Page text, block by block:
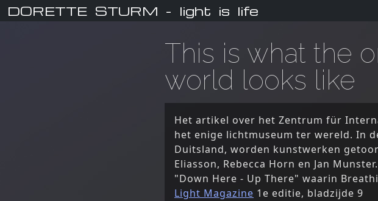
DORETTE STURM - light is life
This is what the
world looks like
Het artikel over het Zentrum für
het enige lichtmuseum ter wereld. In
Duitsland, worden kunstwerken
Eliasson, Rebecca Horn en Jan
"Down Here - Up There" waarin
Light Magazine 1e editie, bladzijde 9